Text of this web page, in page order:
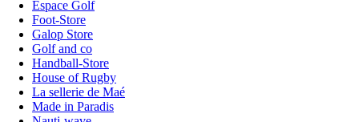
Espace Golf
Foot-Store
Galop Store
Golf and co
Handball-Store
House of Rugby
La sellerie de Maé
Made in Paradis